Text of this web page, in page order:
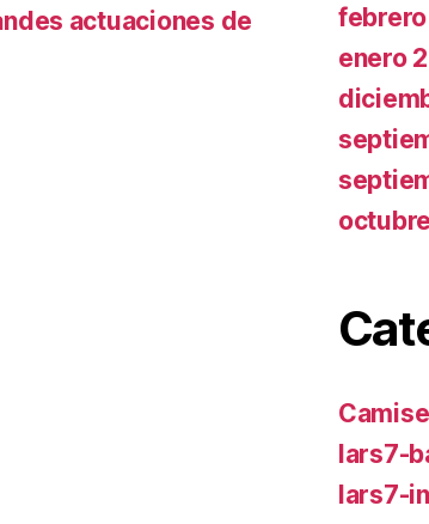
actuaciones de
enero
lars7-
lars7-